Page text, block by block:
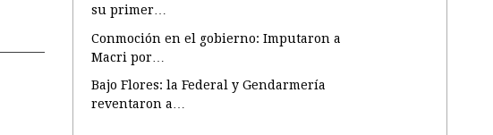
su primer…
Conmoción en el gobierno: Imputaron a
Macri por…
Bajo Flores: la Federal y Gendarmería
reventaron a…